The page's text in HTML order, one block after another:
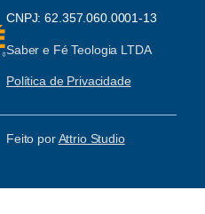
CNPJ: 62.357.060.0001-13
Saber e Fé Teologia LTDA
Política de Privacidade
Feito porAttrio Studio